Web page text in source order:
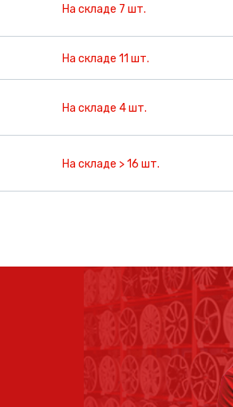
На складе 7 шт.
На складе 11 шт.
На складе 4 шт.
На складе > 16 шт.